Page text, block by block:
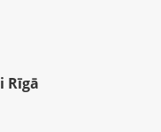
Rīgā